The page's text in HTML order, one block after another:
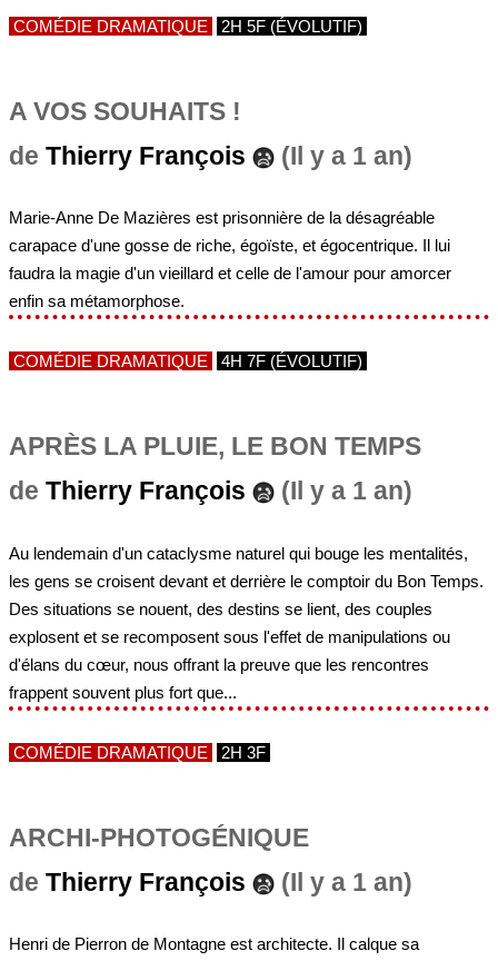
COMÉDIE DRAMATIQUE 2H 5F (ÉVOLUTIF)
A VOS SOUHAITS !
de Thierry François (Il y a 1 an)
Marie-Anne De Mazières est prisonnière de la désagréable
carapace d'une gosse de riche, égoïste, et égocentrique. Il lui
faudra la magie d'un vieillard et celle de l'amour pour amorcer
enfin sa métamorphose.
COMÉDIE DRAMATIQUE 4H 7F (ÉVOLUTIF)
APRÈS LA PLUIE, LE BON TEMPS
de Thierry François (Il y a 1 an)
Au lendemain d'un cataclysme naturel qui bouge les mentalités,
les gens se croisent devant et derrière le comptoir du Bon Temps.
Des situations se nouent, des destins se lient, des couples
explosent et se recomposent sous l'effet de manipulations ou
d'élans du cœur, nous offrant la preuve que les rencontres
frappent souvent plus fort que...
COMÉDIE DRAMATIQUE 2H 3F
ARCHI-PHOTOGÉNIQUE
de Thierry François (Il y a 1 an)
Henri de Pierron de Montagne est architecte. Il calque sa